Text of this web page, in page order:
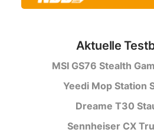
Aktuelle
MSI GS76 Stealth
Yeedi Mop Station
Dreame T30
Sennheiser CX